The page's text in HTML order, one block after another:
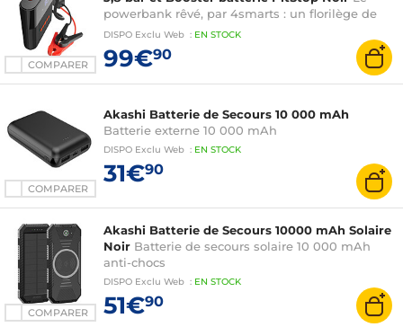
COMPARER
powerbank rêvé, par 4smarts : un florilège de
fonctionnalités pour venir en aide dans les
moments inopportuns
DISPO Exclu Web : EN STOCK
99€90
COMPARER
Akashi Batterie de Secours 10 000 mAh
Batterie externe 10 000 mAh
DISPO Exclu Web : EN STOCK
31€90
COMPARER
Akashi Batterie de Secours 10000 mAh Solaire
Noir Batterie de secours solaire 10 000 mAh
anti-chocs
DISPO Exclu Web : EN STOCK
51€90